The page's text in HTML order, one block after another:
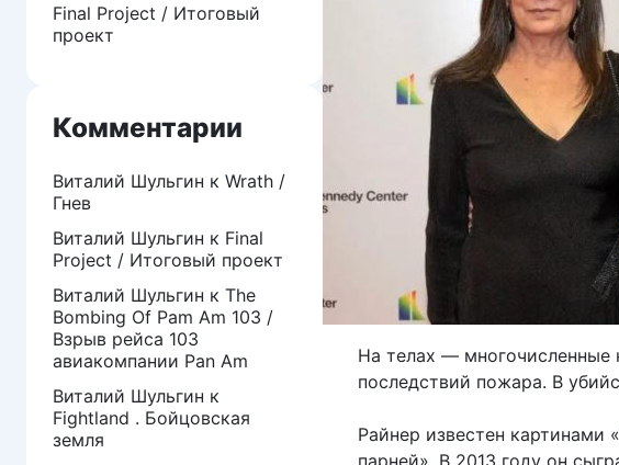
На телах — многочисленные
последствий пожара. В
Райнер известен
парней». В 2013 году он
Final Project / Итоговый
проект
Комментарии
Виталий Шульгин к Wrath /
Гнев
Виталий Шульгин к Final
Project / Итоговый проект
Виталий Шульгин к The
Bombing Of Pam Am 103 /
Взрыв рейса 103
авиакомпании Pan Am
Виталий Шульгин к
Fightland . Бойцовская
земля